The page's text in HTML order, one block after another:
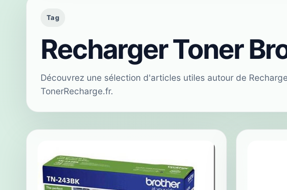
Tag
Recharger Toner
Découvrez une sélection d'articles utiles autour de
TonerRecharge.fr.